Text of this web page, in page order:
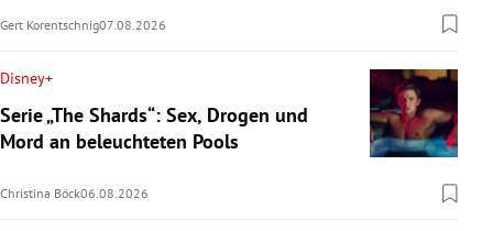
Gert Korentschnig07.08.2026
Disney+
Serie „The Shards“: Sex, Drogen und
Mord an beleuchteten Pools
Christina Böck06.08.2026